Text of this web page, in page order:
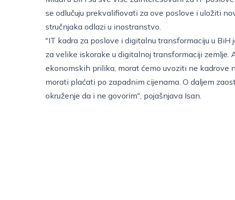
se odlučuju prekvalifiovati za ove poslove i uložiti
stručnjaka odlazi u inostranstvo.
"IT kadra za poslove i digitalnu transformaciju u
za velike iskorake u digitalnoj transformaciji zemlje.
ekonomskih prilika, morat ćemo uvoziti ne kadrove
morati plaćati po zapadnim cijenama. O daljem
okruženje da i ne govorim", pojašnjava Isan.